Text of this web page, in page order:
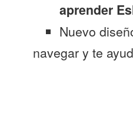
aprender
Nuevo
navegar y te